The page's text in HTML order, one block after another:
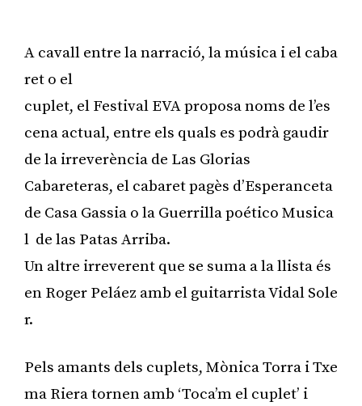
A cavall entre la narració, la música i el caba
ret o el
cuplet, el Festival EVA proposa noms de l’es
cena actual, entre els quals es podrà gaudir
de la irreverència de Las Glorias
Cabareteras, el cabaret pagès d’Esperanceta
de Casa Gassia o la Guerrilla poético Musica
l de las Patas Arriba.
Un altre irreverent que se suma a la llista és
en Roger Peláez amb el guitarrista Vidal Sole
r.
Pels amants dels cuplets, Mònica Torra i Txe
ma Riera tornen amb ‘Toca’m el cuplet’ i